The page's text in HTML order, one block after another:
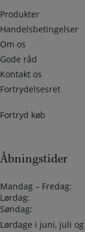
Produkter
Handelsbetingelser
Om os
Gode råd
Kontakt os
Fortrydelsesret
Fortryd køb
Åbningstider
Mandag – Fredag:
Lørdag:
Søndag:
Lørdage i juni, juli